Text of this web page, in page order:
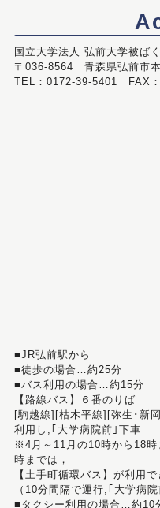
国立大学法人 弘前大学被ば
〒036-8564 青森県弘前市
TEL：0172-39-5401 FAX
■JR弘前駅から
■徒歩の場合…約25分
■バス利用の場合…約15分
【路線バス】６番のりば
[駒越線][枯木平線][弥生･新
利用し,｢大学病院前｣下車
※4月～11月の10時から18
時までは，
【土手町循環バス】が利用で
（10分間隔で運行,｢大学病院
■タクシー利用の場合…約10